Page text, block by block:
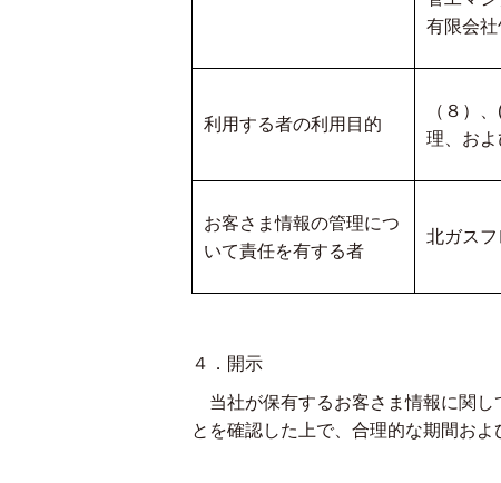
有限会
利用する者の利用目的
（８）
理、お
お客さま情報の管理につ
いて責任を有する者
北ガス
４．開示
当社が保有するお客さま情報に関し
とを確認した上で、合理的な期間およ